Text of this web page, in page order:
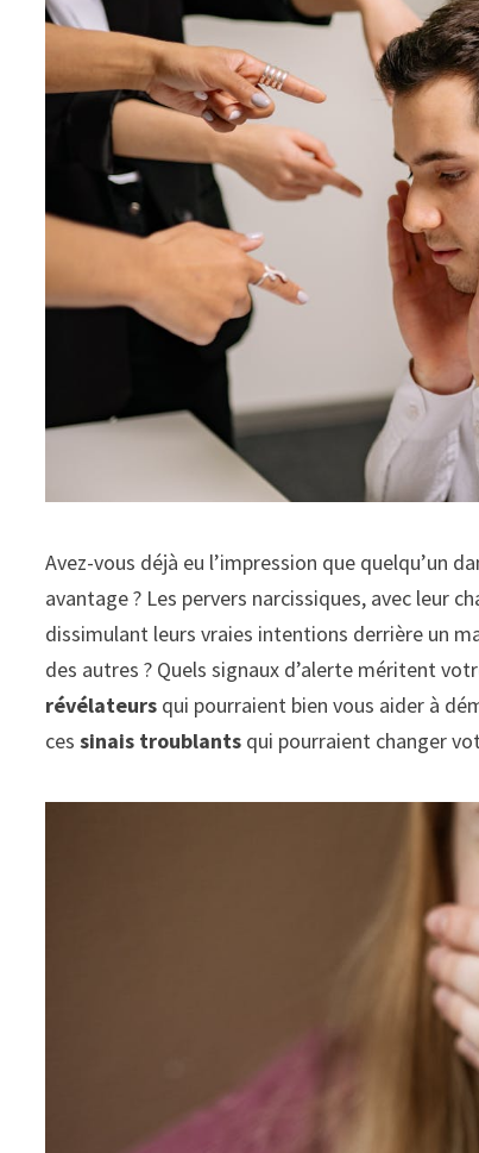
Avez-vous déjà eu l’impression que quelqu’un
avantage ? Les pervers narcissiques, avec leur
dissimulant leurs vraies intentions derrière un
des autres ? Quels signaux d’alerte méritent
révélateurs qui pourraient bien vous aider à
cessinais troublants qui pourraient changer